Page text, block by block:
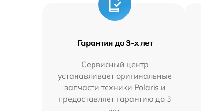
Гарантия до 3-х лет
Сервисный центр
устанавливает оригинальные
запчасти техники Polaris и
предоставляет гарантию до 3